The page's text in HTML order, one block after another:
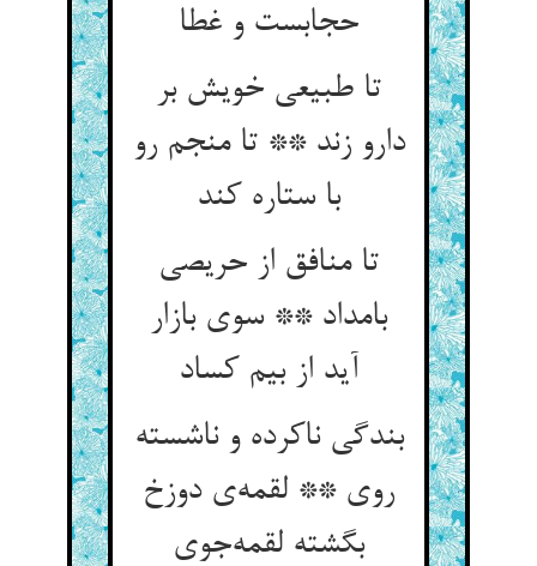
حجابست و غطا
تا طبیعی خویش بر
دارو زند ** تا منجم رو
با ستاره کند
تا منافق از حریصی
بامداد ** سوی بازار
آید از بیم کساد
بندگی ناکرده و ناشسته
روی ** لقمه‌ی دوزخ
بگشته لقمه‌جوی